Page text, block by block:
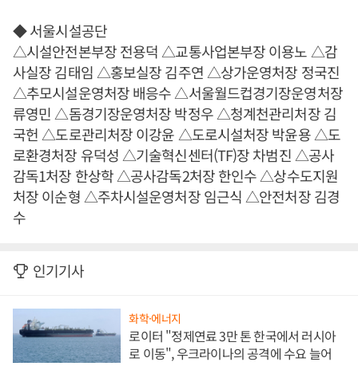
◆ 서울시설공단
△시설안전본부장 전용덕 △교통사업본부장 이용노 △감
사실장 김태임 △홍보실장 김주연 △상가운영처장 정국진
△추모시설운영처장 배응수 △서울월드컵경기장운영처장
류영민 △돔경기장운영처장 박정우 △청계천관리처장 김
국헌 △도로관리처장 이강윤 △도로시설처장 박윤용 △도
로환경처장 유덕성 △기술혁신센터(TF)장 차범진 △공사
감독1처장 한상학 △공사감독2처장 한인수 △상수도지원
처장 이순형 △주차시설운영처장 임근식 △안전처장 김경
수
인기기사
화학·에너지
로이터 "정제연료 3만 톤 한국에서 러시아
로 이동", 우크라이나의 공격에 수요 늘어